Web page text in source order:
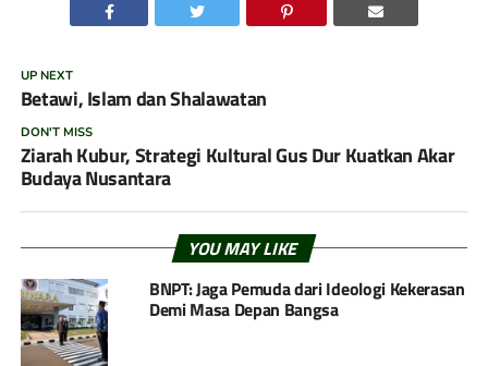
UP NEXT
Betawi, Islam dan Shalawatan
DON'T MISS
Ziarah Kubur, Strategi Kultural Gus Dur Kuatkan Akar
Budaya Nusantara
YOU MAY LIKE
BNPT: Jaga Pemuda dari Ideologi Kekerasan
Demi Masa Depan Bangsa